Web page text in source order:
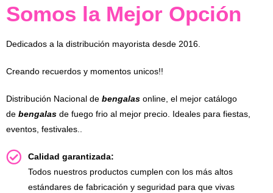
Somos la Mejor Opción
Dedicados a la distribución mayorista desde 2016.
Creando recuerdos y momentos unicos!!
Distribución Nacional de bengalas online, el mejor catálogo
de bengalas de fuego frio al mejor precio. Ideales para fiestas,
eventos, festivales..
Calidad garantizada:
Todos nuestros productos cumplen con los más altos
estándares de fabricación y seguridad para que vivas